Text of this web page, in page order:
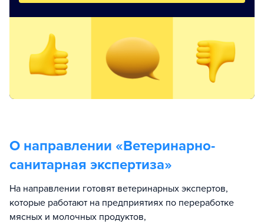
О направлении «Ветеринарно-
санитарная экспертиза»
На направлении готовят ветеринарных экспертов,
которые работают на предприятиях по переработке
мясных и молочных продуктов,